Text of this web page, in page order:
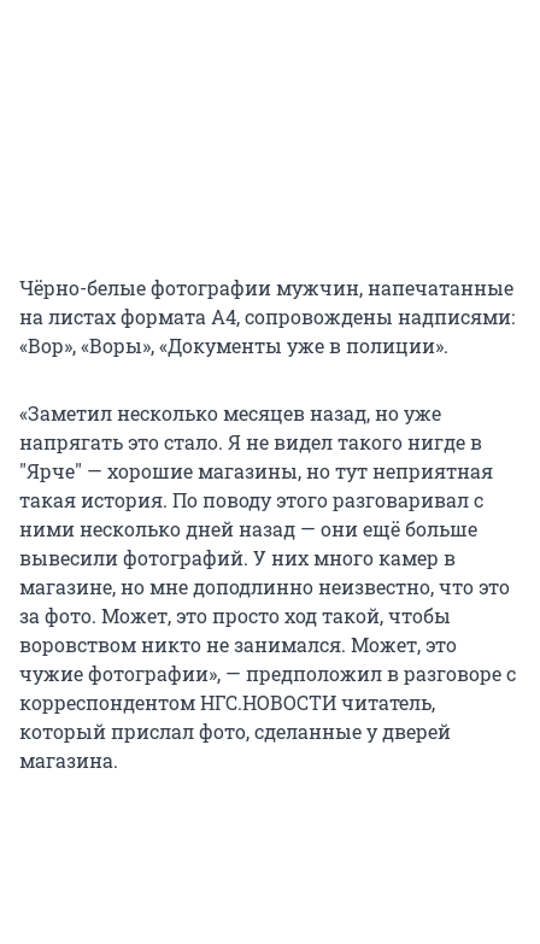
Чёрно-белые фотографии мужчин, напечатанные
на листах формата А4, сопровождены надписями:
«Вор», «Воры», «Документы уже в полиции».
«Заметил несколько месяцев назад, но уже
напрягать это стало. Я не видел такого нигде в
"Ярче" — хорошие магазины, но тут неприятная
такая история. По поводу этого разговаривал с
ними несколько дней назад — они ещё больше
вывесили фотографий. У них много камер в
магазине, но мне доподлинно неизвестно, что это
за фото. Может, это просто ход такой, чтобы
воровством никто не занимался. Может, это
чужие фотографии», — предположил в разговоре с
корреспондентом НГС.НОВОСТИ читатель,
который прислал фото, сделанные у дверей
магазина.